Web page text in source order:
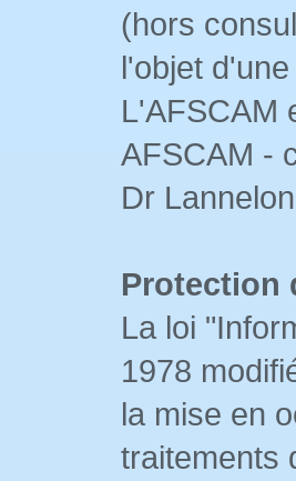
(hors
l'objet
L'AFSCAM
AFSCAM -
Dr
Protection
La loi
1978
la mise en
traitements